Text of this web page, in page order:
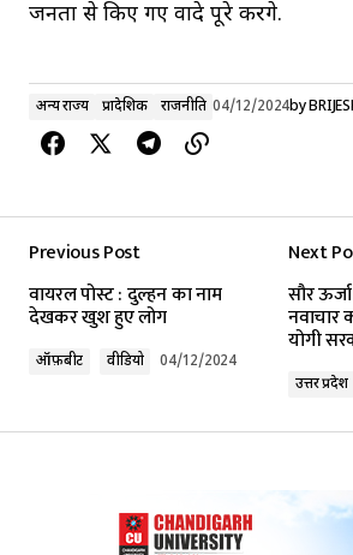
जनता से किए गए वादे पूरे करेंगे.
अन्य राज्य प्रादेशिक राजनीति 04/12/2024by
Previous Post
वायरल पोस्ट : दुल्हन का नाम
देखकर खुश हुए लोग
ऑफ़बीट वीडियो 04/12/2024
Next
सौर
नवाचार
योगी
उत्तर प्रदेश